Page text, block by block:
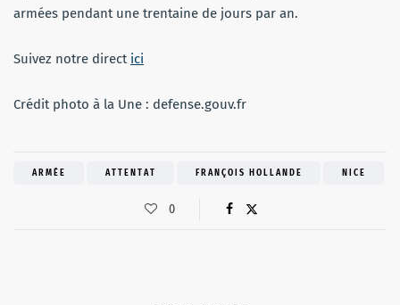
armées pendant une trentaine de jours par an.
Suivez notre direct ici
Crédit photo à la Une : defense.gouv.fr
ARMÉE ATTENTAT FRANÇOIS HOLLANDE NICE
0